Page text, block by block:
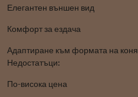
Елегантен външен вид
Комфорт за ездача
Адаптиране към формата на коня
Недостатъци:
По-висока цена